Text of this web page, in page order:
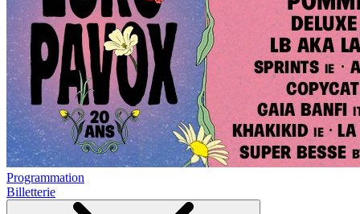
Programmation
Billetterie